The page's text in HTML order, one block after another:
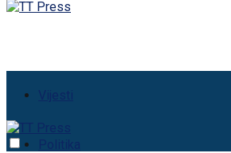
Vijesti
Politika